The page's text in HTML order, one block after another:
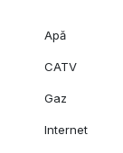
Apă
CATV
Gaz
Internet